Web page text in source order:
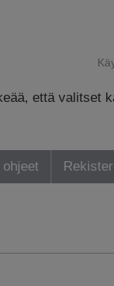
että valitset
ohjeet